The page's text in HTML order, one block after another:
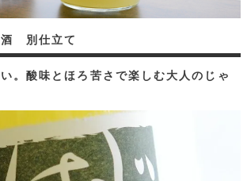
。酸味とほろ苦さで楽しむ大人のじゃ
別仕立て